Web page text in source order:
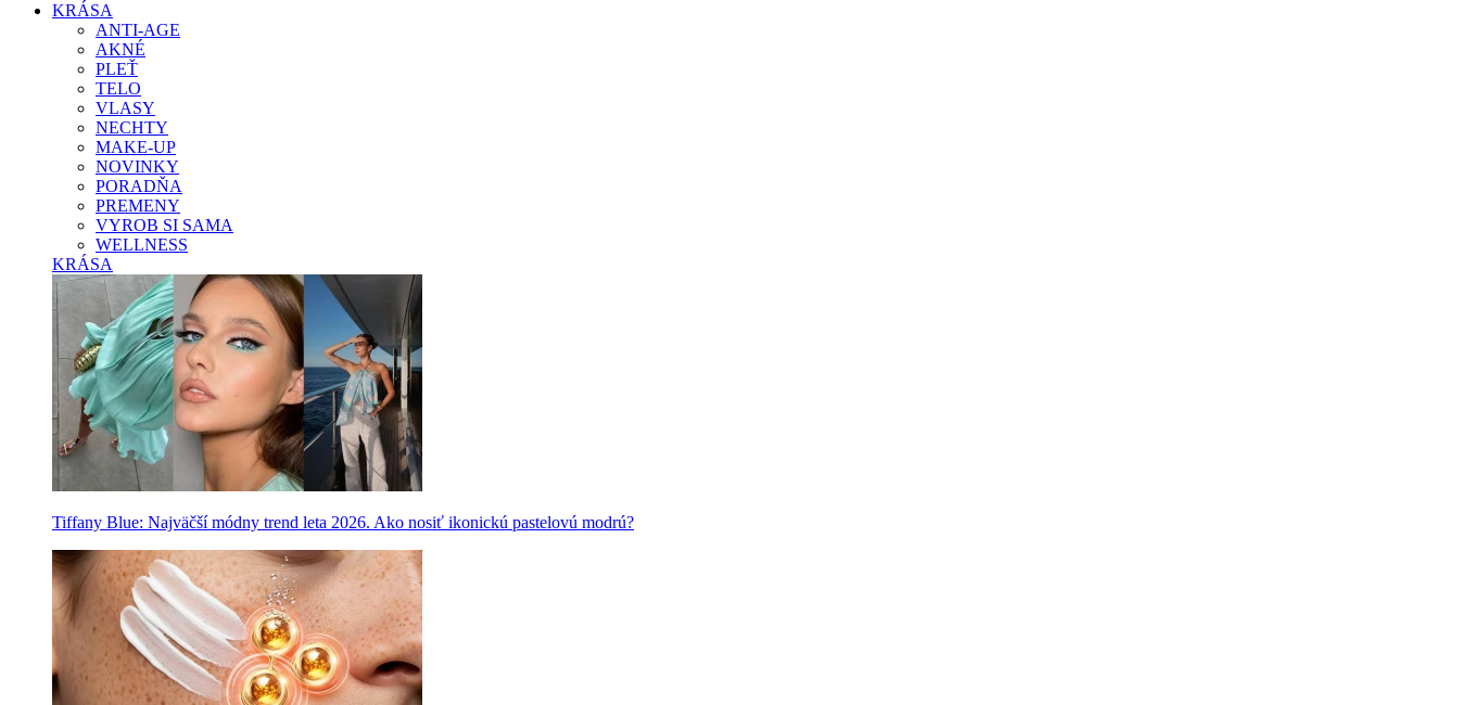
KRÁSA
ANTI-AGE
AKNÉ
PLEŤ
TELO
VLASY
NECHTY
MAKE-UP
NOVINKY
PORADŇA
PREMENY
VYROB SI SAMA
WELLNESS
KRÁSA
Tiffany Blue: Najväčší módny trend leta 2026. Ako nosiť ikonickú pastelovú modrú?